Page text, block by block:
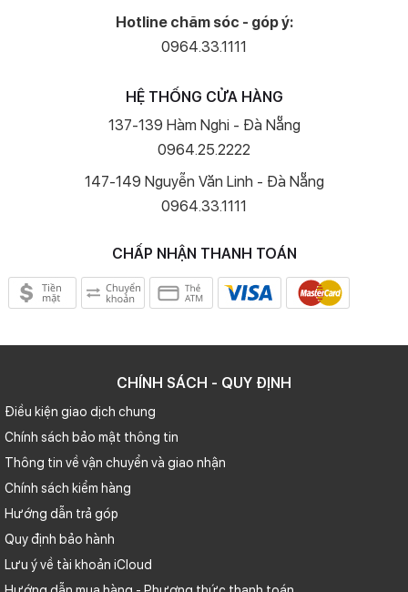
Hotline chăm sóc - góp ý:
0964.33.1111
HỆ THỐNG CỬA HÀNG
137-139 Hàm Nghi - Đà Nẵng
0964.25.2222
147-149 Nguyễn Văn Linh - Đà Nẵng
0964.33.1111
CHẤP NHẬN THANH TOÁN
CHÍNH SÁCH - QUY ĐỊNH
Điều kiện giao dịch chung
Chính sách bảo mật thông tin
Thông tin về vận chuyển và giao nhận
Chính sách kiểm hàng
Hướng dẫn trả góp
Quy định bảo hành
Lưu ý về tài khoản iCloud